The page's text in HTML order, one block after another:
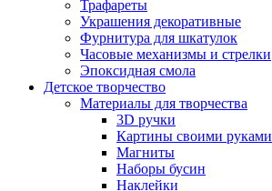
Трафареты
Украшения декоративные
Фурнитура для шкатулок
Часовые механизмы и стрелки
Эпоксидная смола
Детское творчество
Материалы для творчества
3D ручки
Картины своими руками
Магниты
Наборы бусин
Наклейки